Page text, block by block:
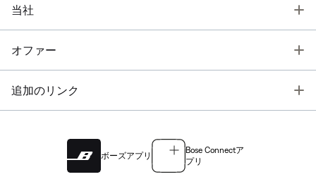
当社
オファー
追加のリンク
ボーズアプリ
Bose Connectア
プリ